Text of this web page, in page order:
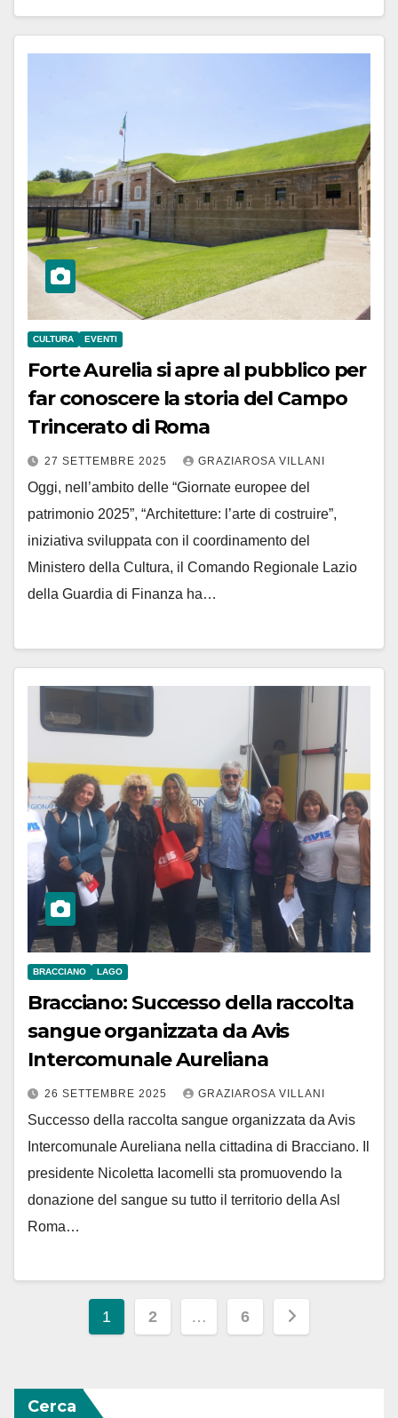
CULTURA EVENTI
Forte Aurelia si apre al pubblico per
far conoscere la storia del Campo
Trincerato di Roma
27 SETTEMBRE 2025 GRAZIAROSA VILLANI
Oggi, nell’ambito delle “Giornate europee del
patrimonio 2025”, “Architetture: l’arte di costruire”,
iniziativa sviluppata con il coordinamento del
Ministero della Cultura, il Comando Regionale Lazio
della Guardia di Finanza ha…
BRACCIANO LAGO
Bracciano: Successo della raccolta
sangue organizzata da Avis
Intercomunale Aureliana
26 SETTEMBRE 2025 GRAZIAROSA VILLANI
Successo della raccolta sangue organizzata da Avis
Intercomunale Aureliana nella cittadina di Bracciano. Il
presidente Nicoletta Iacomelli sta promuovendo la
donazione del sangue su tutto il territorio della Asl
Roma…
Paginazione
articoli
1 2 … 6
Cerca